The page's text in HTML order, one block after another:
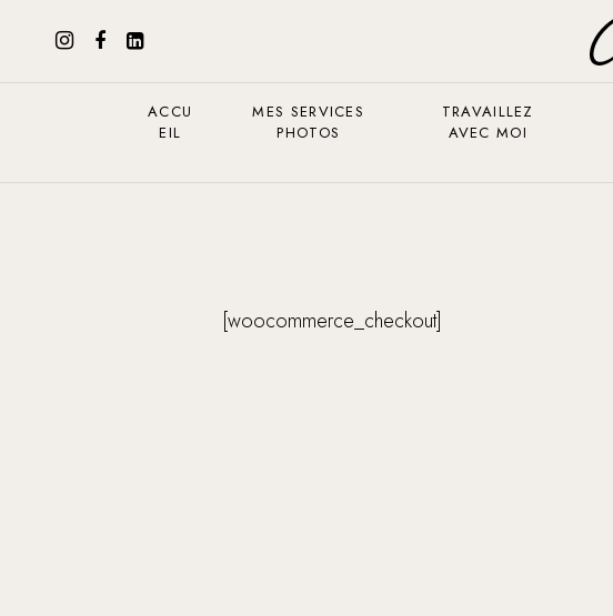
ACCU
EIL
MES SERVICES
PHOTOS
TRAVAILLEZ
AVEC MOI
[woocommerce_checkout]